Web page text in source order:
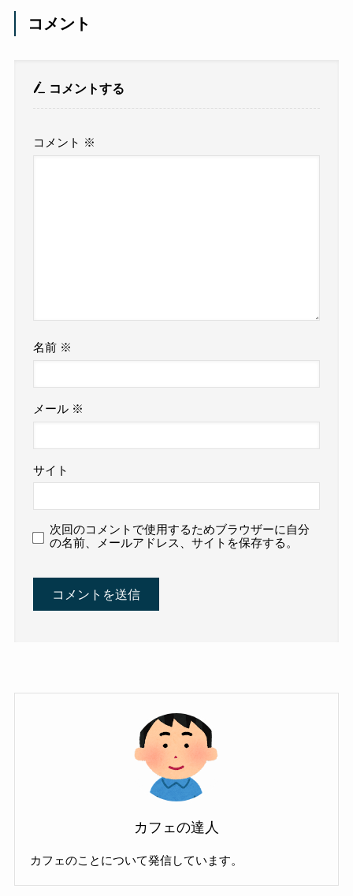
コメント
コメントする
コメント ※
名前 ※
メール ※
サイト
次回のコメントで使用するためブラウザーに自分
の名前、メールアドレス、サイトを保存する。
カフェの達人
カフェのことについて発信しています。